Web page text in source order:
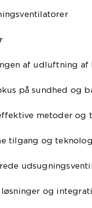
af udluftning
på sundhed og
metoder og
tilgang og
løsninger og